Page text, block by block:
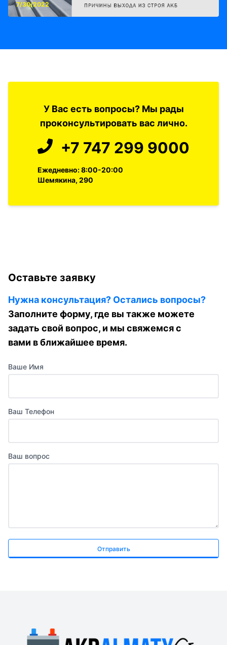
7/30/2022
У Вас есть вопросы? Мы рады
проконсультировать вас лично.
+7 747 299 9000
Ежедневно: 8:00-20:00
Шемякина, 290
Оставьте заявку
Нужна консультация? Остались вопросы?
Заполните форму, где вы также можете
задать свой вопрос, и мы свяжемся с
вами в ближайшее время.
Ваше Имя
Ваш Телефон
Ваш вопрос
Отправить